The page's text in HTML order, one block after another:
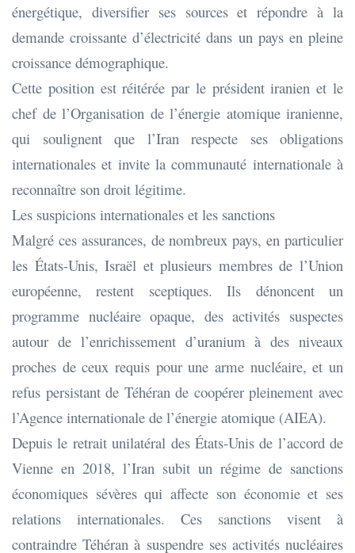
énergétique, diversifier ses sources et répondre à la
demande croissante d’électricité dans un pays en pleine
croissance démographique.
Cette position est réitérée par le président iranien et le
chef de l’Organisation de l’énergie atomique iranienne,
qui soulignent que l’Iran respecte ses obligations
internationales et invite la communauté internationale à
reconnaître son droit légitime.
Les suspicions internationales et les sanctions
Malgré ces assurances, de nombreux pays, en particulier
les États-Unis, Israël et plusieurs membres de l’Union
européenne, restent sceptiques. Ils dénoncent un
programme nucléaire opaque, des activités suspectes
autour de l’enrichissement d’uranium à des niveaux
proches de ceux requis pour une arme nucléaire, et un
refus persistant de Téhéran de coopérer pleinement avec
l’Agence internationale de l’énergie atomique (AIEA).
Depuis le retrait unilatéral des États-Unis de l’accord de
Vienne en 2018, l’Iran subit un régime de sanctions
économiques sévères qui affecte son économie et ses
relations internationales. Ces sanctions visent à
contraindre Téhéran à suspendre ses activités nucléaires